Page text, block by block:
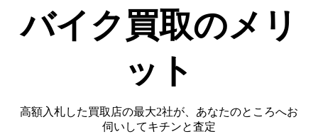
バイク買取のメリ
ット
高額入札した買取店の最大2社が、 あなたのところへお
伺いしてキチンと査定